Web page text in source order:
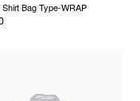
Bag Type-WRAP